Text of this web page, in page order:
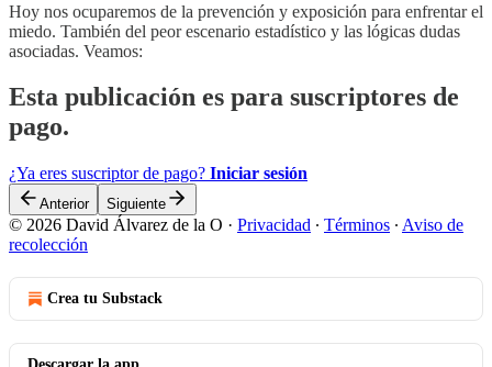
Hoy nos ocuparemos de la prevención y exposición para enfrentar el
miedo. También del peor escenario estadístico y las lógicas dudas
asociadas. Veamos:
Esta publicación es para suscriptores de
pago.
¿Ya eres suscriptor de pago? Iniciar sesión
Anterior Siguiente
© 2026 David Álvarez de la O · Privacidad ∙ Términos ∙ Aviso de
recolección
Crea tu Substack